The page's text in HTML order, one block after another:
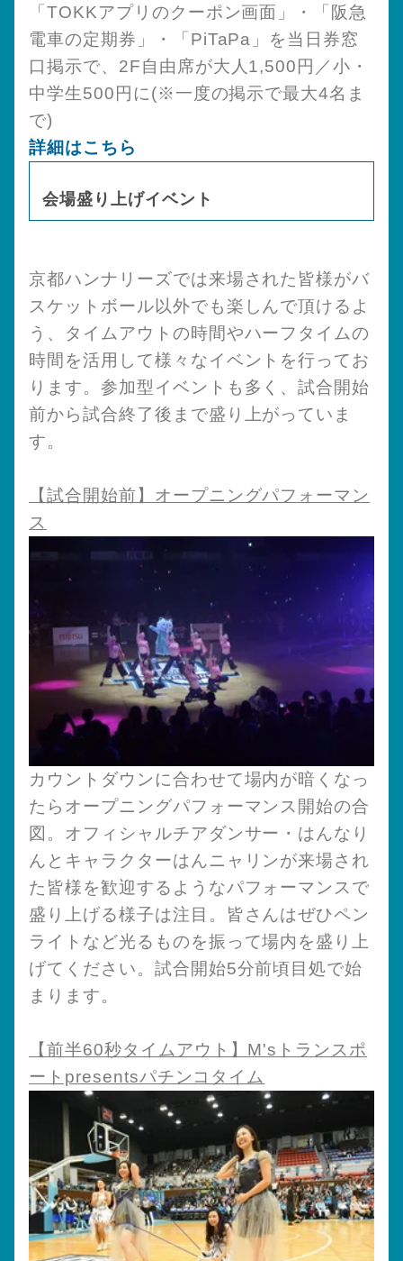
「TOKKアプリのクーポン画面」・「阪急
電車の定期券」・「PiTaPa」を当日券窓
口掲示で、2F自由席が大人1,500円／小・
中学生500円に(※一度の掲示で最大4名ま
で)
詳細はこちら
会場盛り上げイベント
京都ハンナリーズでは来場された皆様がバ
スケットボール以外でも楽しんで頂けるよ
う、タイムアウトの時間やハーフタイムの
時間を活用して様々なイベントを行ってお
ります。参加型イベントも多く、試合開始
前から試合終了後まで盛り上がっていま
す。
【試合開始前】オープニングパフォーマン
ス
カウントダウンに合わせて場内が暗くなっ
たらオープニングパフォーマンス開始の合
図。オフィシャルチアダンサー・はんなり
んとキャラクターはんニャリンが来場され
た皆様を歓迎するようなパフォーマンスで
盛り上げる様子は注目。皆さんはぜひペン
ライトなど光るものを振って場内を盛り上
げてください。試合開始5分前頃目処で始
まります。
【前半60秒タイムアウト】M'sトランスポ
ートpresentsパチンコタイム